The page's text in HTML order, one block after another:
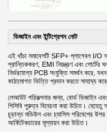
ডিজাইন এবং ইন্টিগ্রেশন নোট
এই খাঁচা সমাবেশটি SFP+ প্লাগেবল I/O
প্রান্তিককরণ, EMI নিয়ন্ত্রণ এবং পোর্টের
নির্ভরযোগ্য PCB সংযুক্তি সমর্থন করে,
কাঠামোগত ভিত্তি প্রদান করতে সাহায্য
লেআউট পরিকল্পনার জন্য, বোর্ড ডিজাইন
পিসিবি পুরুত্ব বিবেচনা করা উচিত। যেহেতু
চূড়ান্ত মডিউল এবং চ্যাসিস পরিবেশের
আর্কিটেকচারের মূল্যায়ন করা উচিত।